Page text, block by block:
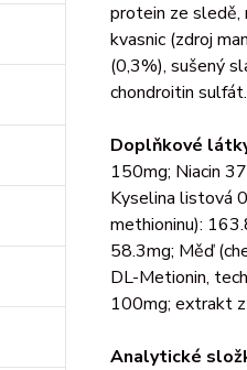
protein ze sledě,
kvasnic (zdroj
(0,3%), sušený
chondroitin sulfát.
Doplňkové
150mg; Niacin
Kyselina listová
methioninu):
58.3mg; Měď
DL-Metionin,
100mg; extrakt
Analytické